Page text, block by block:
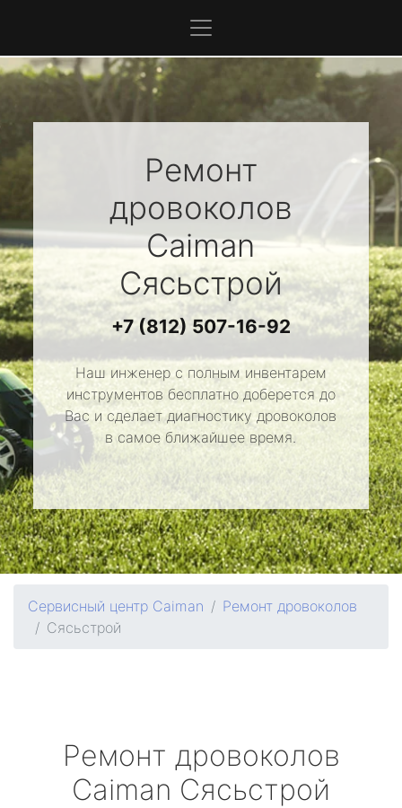
Ремонт
дровоколов
Caiman
Сясьстрой
+7 (812) 507-16-92
Наш инженер с полным инвентарем
инструментов бесплатно доберется до
Вас и сделает диагностику дровоколов
в самое ближайшее время.
Сервисный центр Caiman
Ремонт дровоколов
Сясьстрой
Ремонт дровоколов
Caiman Сясьстрой